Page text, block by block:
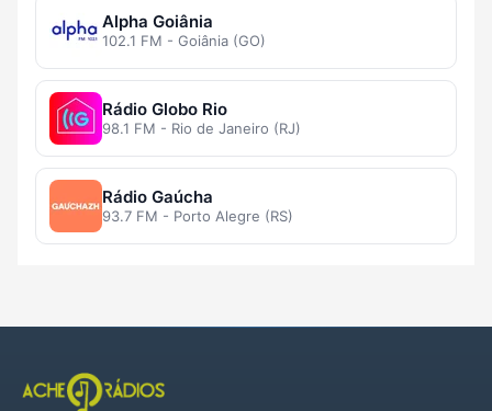
Alpha Goiânia
102.1 FM - Goiânia (GO)
Rádio Globo Rio
98.1 FM - Rio de Janeiro (RJ)
Rádio Gaúcha
93.7 FM - Porto Alegre (RS)